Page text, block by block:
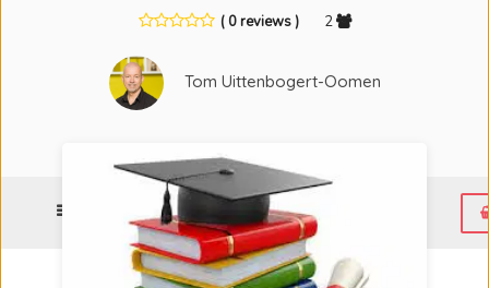
( 0 reviews ) 2
Tom Uittenbogert-Oomen